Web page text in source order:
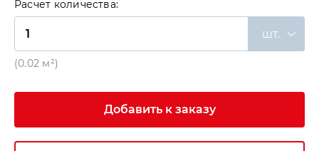
Расчет количества:
шт.
(0.02 м²)
Добавить к заказу